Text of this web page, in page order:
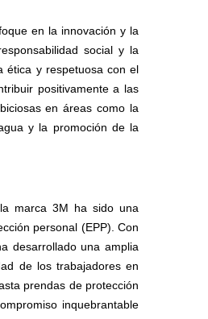
en la innovación y la
social y la
ética y respetuosa con el
positivamente a las
en áreas como la
y la promoción de la
marca 3M ha sido una
personal (EPP). Con
desarrollado una amplia
de los trabajadores en
prendas de protección
inquebrantable